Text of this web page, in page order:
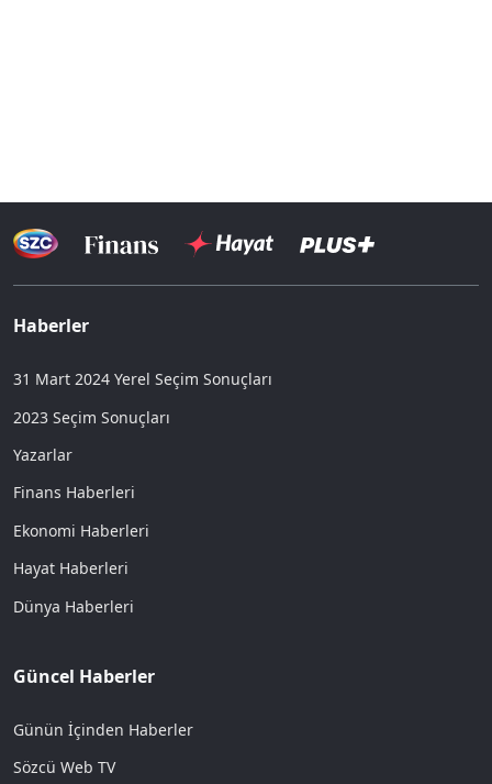
Haberler
31 Mart 2024 Yerel Seçim Sonuçları
2023 Seçim Sonuçları
Yazarlar
Finans Haberleri
Ekonomi Haberleri
Hayat Haberleri
Dünya Haberleri
Güncel Haberler
Günün İçinden Haberler
Sözcü Web TV